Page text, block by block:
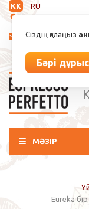
KK
RU
Сіздің қалаңыз
Бәрі
МӘЗІР
Үй
Eureka